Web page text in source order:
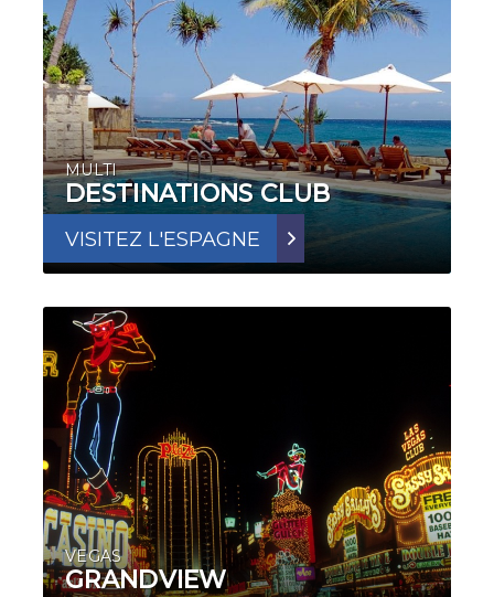
MULTI
DESTINATIONS CLUB
VISITEZ L'ESPAGNE
VEGAS
GRANDVIEW